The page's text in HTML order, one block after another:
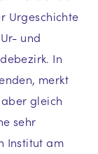
Urgeschichte
und
In
merkt
gleich
sehr
Institut am